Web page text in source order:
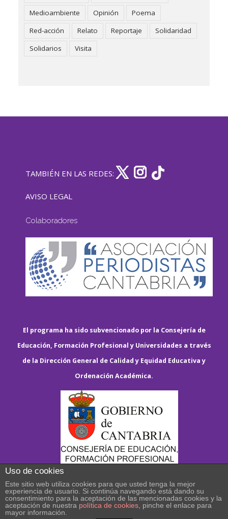
Medioambiente
Opinión
Poema
Red-acción
Relato Reportaje
Solidaridad
Solidarios
Visita
TAMBIÉN EN LAS REDES:
AVISO LEGAL
Colaboradores
El programa ha sido subvencionado por la Consejería de
Educación, Formación Profesional y Universidades a través
de la Dirección General de Calidad y Equidad Educativa y
Ordenación Académica.
Uso de cookies
Este sitio web utiliza cookies para que usted tenga la mejor
experiencia de usuario. Si continúa navegando está dando su
consentimiento para la aceptación de las mencionadas cookies y la
aceptación de nuestra política de cookies , pinche el enlace para
mayor información.